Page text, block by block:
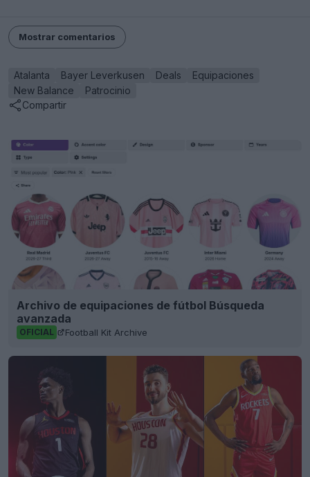
Mostrar comentarios
Atalanta Bayer Leverkusen Deals
Equipaciones
New Balance
Patrocinio
Compartir
Archivo de equipaciones de fútbol Búsqueda
avanzada
OFICIAL Football Kit Archive